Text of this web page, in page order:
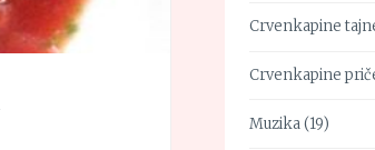
Crvenkapine
Crvenkapine
Muzika(19)